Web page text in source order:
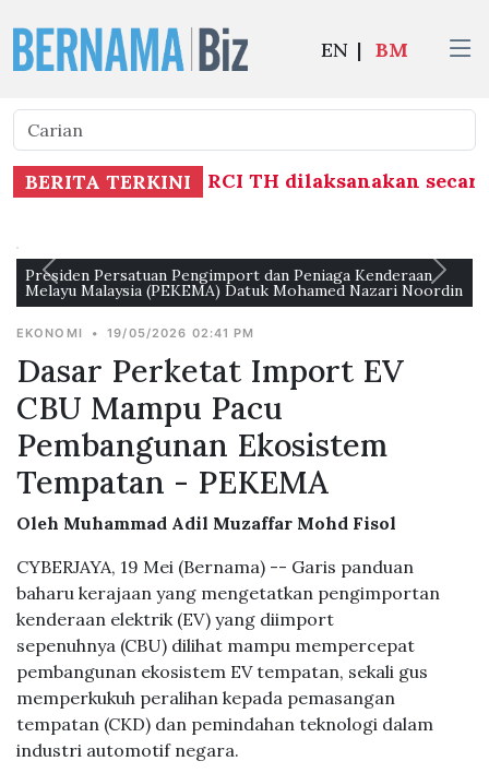
EN | BM
BERITA TERKINI
Laporan RCI TH dilaksanakan
Presiden Persatuan Pengimport dan Peniaga Kenderaan
Melayu Malaysia (PEKEMA) Datuk Mohamed Nazari Noordin
EKONOMI • 19/05/2026 02:41 PM
Dasar Perketat Import EV
CBU Mampu Pacu
Pembangunan Ekosistem
Tempatan - PEKEMA
Oleh Muhammad Adil Muzaffar Mohd Fisol
CYBERJAYA, 19 Mei (Bernama) -- Garis panduan
baharu kerajaan yang mengetatkan pengimportan
kenderaan elektrik (EV) yang diimport
sepenuhnya (CBU) dilihat mampu mempercepat
pembangunan ekosistem EV tempatan, sekali gus
memperkukuh peralihan kepada pemasangan
tempatan (CKD) dan pemindahan teknologi dalam
industri automotif negara.